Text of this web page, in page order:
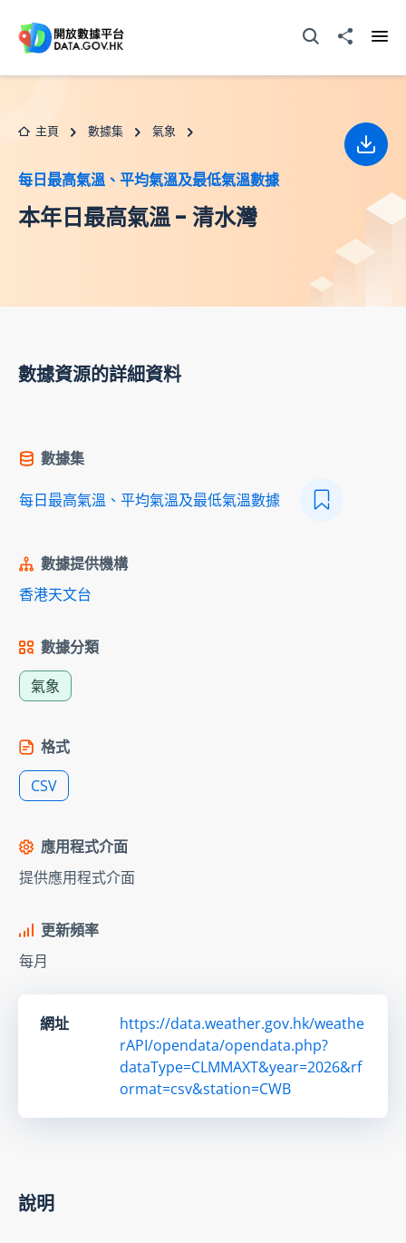
打開搜尋器分享至
主頁 數據集 氣象
每日最高氣溫、平均氣溫及最低氣溫數據
本年日最高氣溫 - 清水灣
下載
數據資源的詳細資料
數據集
每日最高氣溫、平均氣溫及最低氣溫數據
數據提供機構
香港天文台
數據分類
氣象
格式
CSV
應用程式介面
提供應用程式介面
更新頻率
每月
網址
https://data.weather.gov.hk/weathe
rAPI/opendata/opendata.php?
dataType=CLMMAXT&year=2026&rf
ormat=csv&station=CWB
說明